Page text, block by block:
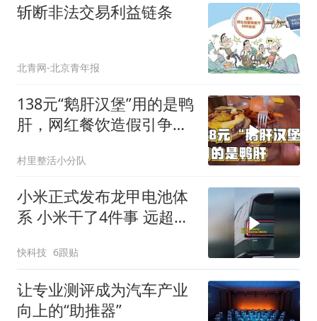
斩断非法交易利益链条
北青网-北京青年报
138元“鹅肝汉堡”用的是鸭
肝，网红餐饮造假引争
村里整活小分队
小米正式发布龙甲电池体
系 小米干了4件事 远超国
快科技 6跟贴
让专业测评成为汽车产业
向上的“助推器”